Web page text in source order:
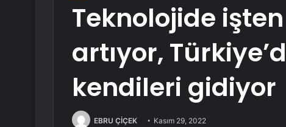
Teknolojide
artıyor,
kendileri gidiyor
EBRU ÇİÇEK Kasım 29, 2022